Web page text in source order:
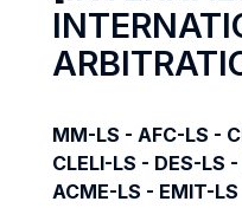
MM-LS - AFC-LS -
CLELI-LS - DES-LS
ACME-LS - EMIT-LS